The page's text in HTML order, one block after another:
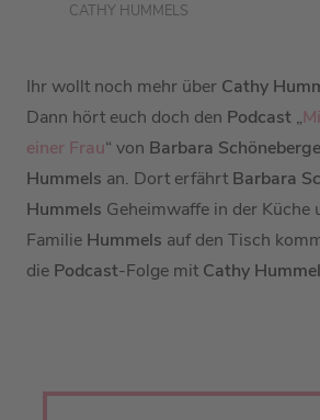
CATHY HUMMELS
Ihr wollt noch mehr über Cathy
Dann hört euch doch den Podcast „
einer Frau“ von Barbara
Hummels an. Dort erfährt Barbara
Hummels Geheimwaffe in der Küche
Familie Hummels auf den Tisch
die Podcast-Folge mit Cathy